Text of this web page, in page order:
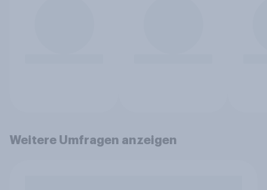
Weitere Umfragen anzeigen